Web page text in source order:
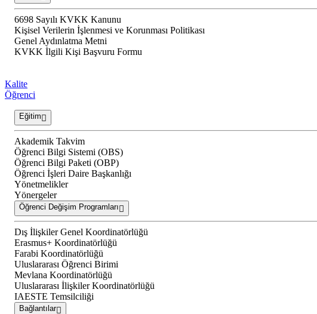
6698 Sayılı KVKK Kanunu
Kişisel Verilerin İşlenmesi ve Korunması Politikası
Genel Aydınlatma Metni
KVKK İlgili Kişi Başvuru Formu
Kalite
Öğrenci
Eğitim
Akademik Takvim
Öğrenci Bilgi Sistemi (OBS)
Öğrenci Bilgi Paketi (OBP)
Öğrenci İşleri Daire Başkanlığı
Yönetmelikler
Yönergeler
Öğrenci Değişim Programları
Dış İlişkiler Genel Koordinatörlüğü
Erasmus+ Koordinatörlüğü
Farabi Koordinatörlüğü
Uluslararası Öğrenci Birimi
Mevlana Koordinatörlüğü
Uluslararası İlişkiler Koordinatörlüğü
IAESTE Temsilciliği
Bağlantılar